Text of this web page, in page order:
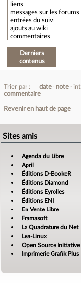
liens
messages sur les forums
entrées du suivi
ajouts au wiki
commentaires
Derniers
contenus
Trier par : date note
commentaire
Revenir en haut de page
Sites amis
Agenda du Libre
April
Éditions D-BookeR
Éditions Diamond
Éditions Eyrolles
Éditions ENI
En Vente Libre
Framasoft
La Quadrature du Net
Lea-Linux
Open Source Initiative
Imprimerie Grafik Plus